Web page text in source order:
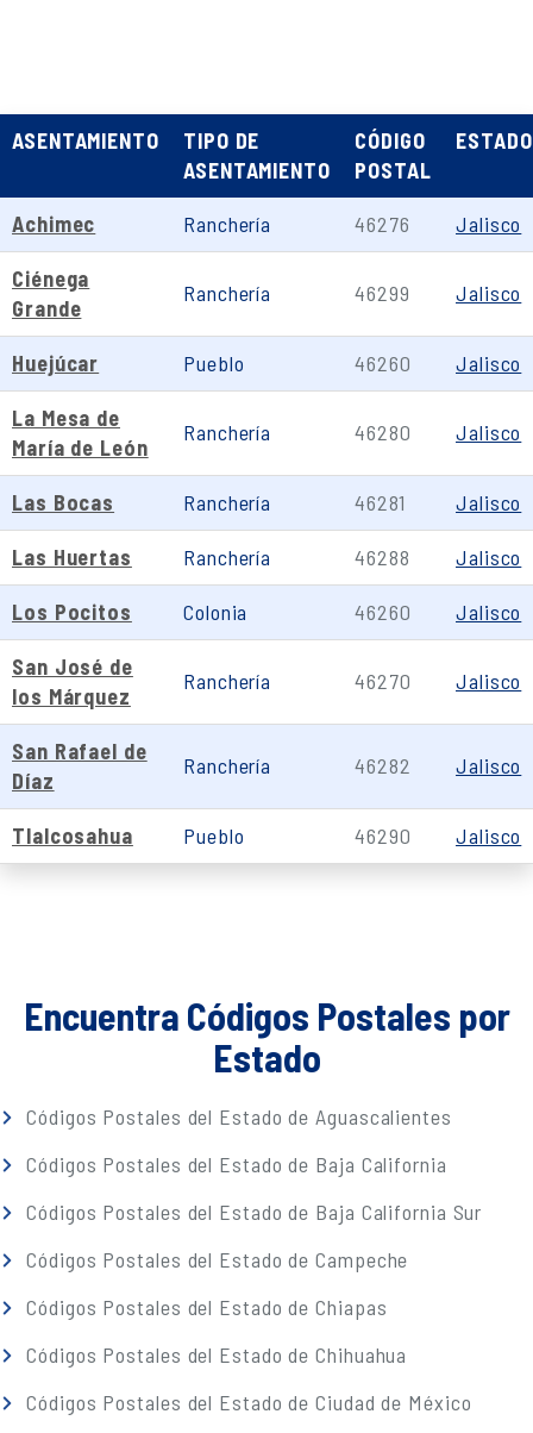
ASENTAMIENTO
TIPO DE
ASENTAMIENTO
CÓDIGO
POSTAL
ESTADO
Achimec Ranchería 46276 Jalisco
Ciénega
Grande
Ranchería 46299 Jalisco
Huejúcar Pueblo 46260 Jalisco
La Mesa de
María de León
Ranchería 46280 Jalisco
Las Bocas Ranchería 46281 Jalisco
Las Huertas Ranchería 46288 Jalisco
Los Pocitos Colonia 46260 Jalisco
San José de
los Márquez
Ranchería 46270 Jalisco
San Rafael de
Díaz
Ranchería 46282 Jalisco
Tlalcosahua Pueblo 46290 Jalisco
Encuentra Códigos Postales por
Estado
Códigos Postales del Estado de Aguascalientes
Códigos Postales del Estado de Baja California
Códigos Postales del Estado de Baja California Sur
Códigos Postales del Estado de Campeche
Códigos Postales del Estado de Chiapas
Códigos Postales del Estado de Chihuahua
Códigos Postales del Estado de Ciudad de México